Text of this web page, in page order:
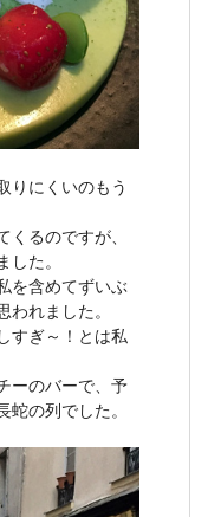
りにくいのもう
るのですが、
た。
を含めてずいぶ
れました。
すぎ～！とは私
ーのバーで、予
の列でした。